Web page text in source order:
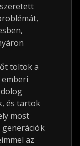
töltök a
és tartok
most
az